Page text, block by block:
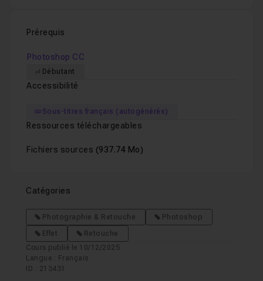
Prérequis
Photoshop CC
Débutant
Accessibilité
Sous-titres français (autogénérés)
Ressources téléchargeables
Fichiers sources (937.74 Mo)
Catégories
Photographie & Retouche
Photoshop
Effet
Retouche
Cours publié le 10/12/2025
Langue : Français
ID : 213431